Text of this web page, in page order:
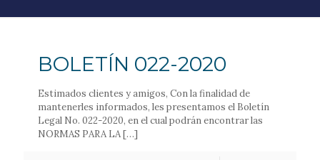
BOLETÍN 022-2020
Estimados clientes y amigos, Con la finalidad de
mantenerles informados, les presentamos el Boletín
Legal No. 022-2020, en el cual podrán encontrar las
NORMAS PARA LA[…]